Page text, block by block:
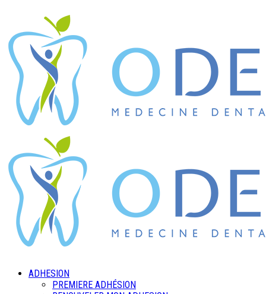
ADHESION
PREMIERE ADHÉSION